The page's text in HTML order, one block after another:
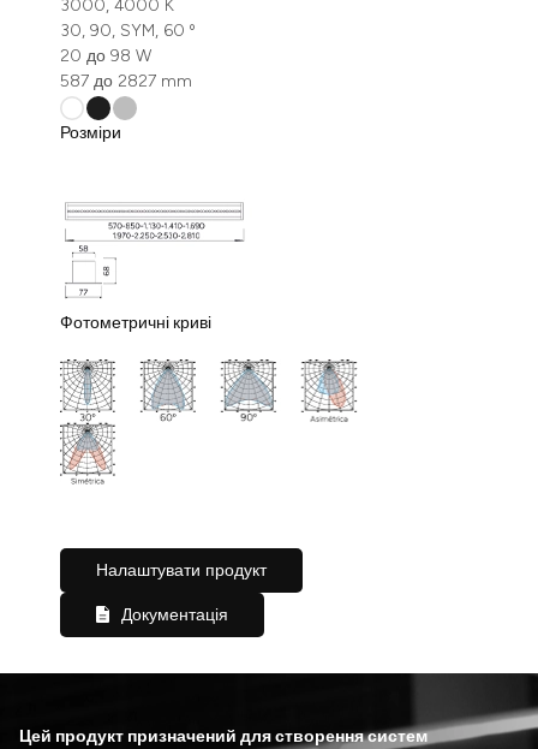
3000, 4000 K
30, 90, SYM, 60 º
20 до 98 W
587 до 2827 mm
Розміри
Фотометричні криві
Налаштувати продукт
Документація
Цей продукт призначений для створення систем